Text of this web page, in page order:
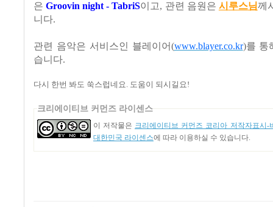
은 Groovin night - TabriS이고, 관련 음원은 시 루스님께
니다.
관련 음악은 서비스인 블레이어(www.blayer.co.kr)를 통
습니다.
다시 한번 봐도 쑥스럽네요. 도움이 되시길요!
크리에이티브 커먼즈 라이센스
이 저작물은 크리에이티브 커먼즈 코리아 저작자표시-
대한민국 라이센스에 따라 이용하실 수 있습니다.